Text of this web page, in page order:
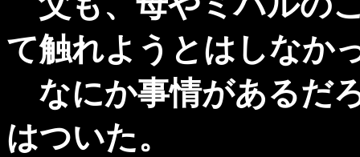
て触れようとはしなか
なにか事情があるだ
はついた。